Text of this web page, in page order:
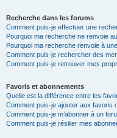
Recherche dans les forums
Comment puis-je effectuer une
Pourquoi ma recherche ne renvoie
Pourquoi ma recherche renvoie à
Comment puis-je rechercher des
Comment puis-je retrouver mes
Favoris et abonnements
Quelle est la différence entre les
Comment puis-je ajouter aux favoris
Comment puis-je m’abonner à un
Comment puis-je résilier mes